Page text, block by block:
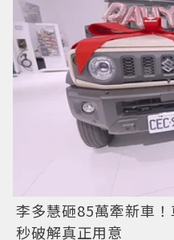
李多慧砸85萬牽新車
秒破解真正用意